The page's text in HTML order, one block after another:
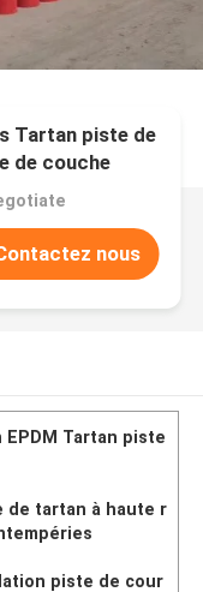
Tartan piste de
de couche
nous
EPDM Tartan piste
de tartan à haute r
piste de cour